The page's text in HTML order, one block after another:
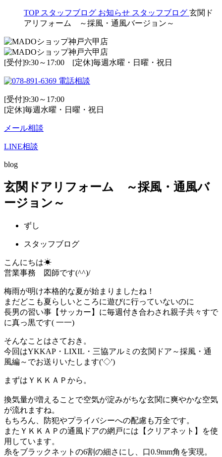
TOP スタッフブログ お知らせ スタッフブログ 玄関ド
アリフォーム ～採風・通風バージョン～
[受付]9:30～17:00 [定休]毎週水曜・日曜・祝日
電話相談
[受付]9:30～17:00
[定休]毎週水曜・日曜・祝日
メール相談
LINE相談
blog
玄関ドアリフォーム ～採風・通風バ
ージョン～
ずし
スタッフブログ
こんにちは☀
営業事務 図師です(^^)/
梅雨が明け本格的な夏が始まりましたね！
まだどこも夏らしいところに遊びに行っていないのに
長男の習い事【サッカー】に毎週付き合わされ親子共々すで
に真っ黒です( 一一)
そんなことはさておき。
今回はYKKAP・LIXIL・三協アルミの玄関ドア～採風・通
風編～でお送りいたします('◇')ゞ
まずはＹＫＫＡＰから。
換気量が増えることで空気が淀みがちな玄関に爽やかな空気
が流れますね。
もちろん、防犯やプライバシーへの配慮も万全です。
またＹＫＫＡＰの通風ドアの網戸には【クリアネット】を使
用しています。
糸をブラックネットの6割の細さにし、口0.9mm角を実現。